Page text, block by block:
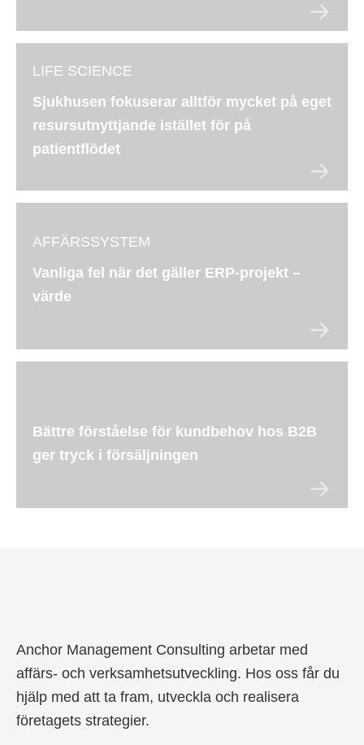
LIFE SCIENCE
Sjukhusen fokuserar alltför mycket på eget
resursutnyttjande istället för på
patientflödet
AFFÄRSSYSTEM
Vanliga fel när det gäller ERP-projekt –
värde
Bättre förståelse för kundbehov hos B2B
ger tryck i försäljningen
Anchor Management Consulting arbetar med
affärs- och verksamhetsutveckling. Hos oss får du
hjälp med att ta fram, utveckla och realisera
företagets strategier.